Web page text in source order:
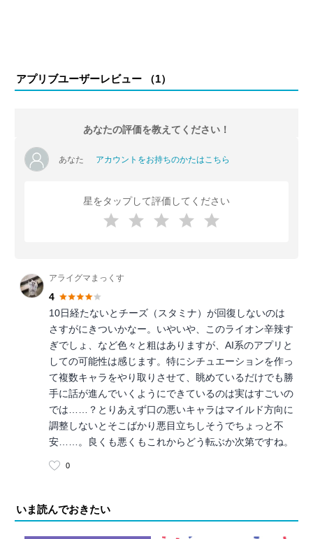
アプリブユーザーレビュー （1）
あなたの評価を教えてください！
あなた アカウントをお持ちのかたはこちら
星をタップして評価してください
アライグマまっくす
4
10日経たないとチーズ（スタミナ）が回復しないのは
さすがにきついかなー。いやいや、このライオン辛辣す
ぎでしょ、など色々と粗はありますが、AI系のアプリと
しての可能性は感じます。特にシチュエーションを作っ
て複数キャラをやり取りさせて、眺めているだけでも勝
手に話が進んでいくようにできているのは実はすごいの
では……？とりあえず口の悪いキャラはマイルド方向に
調整しないとそこばかり悪目立ちしそうでちょっと不
安……。良くも悪くもこれからどう転ぶか次第ですね。
0
いま読んでおきたい